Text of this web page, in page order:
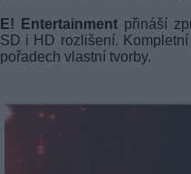
E! Entertainment přináší
SD i HD rozlišení.
pořadech vlastní tvorby.